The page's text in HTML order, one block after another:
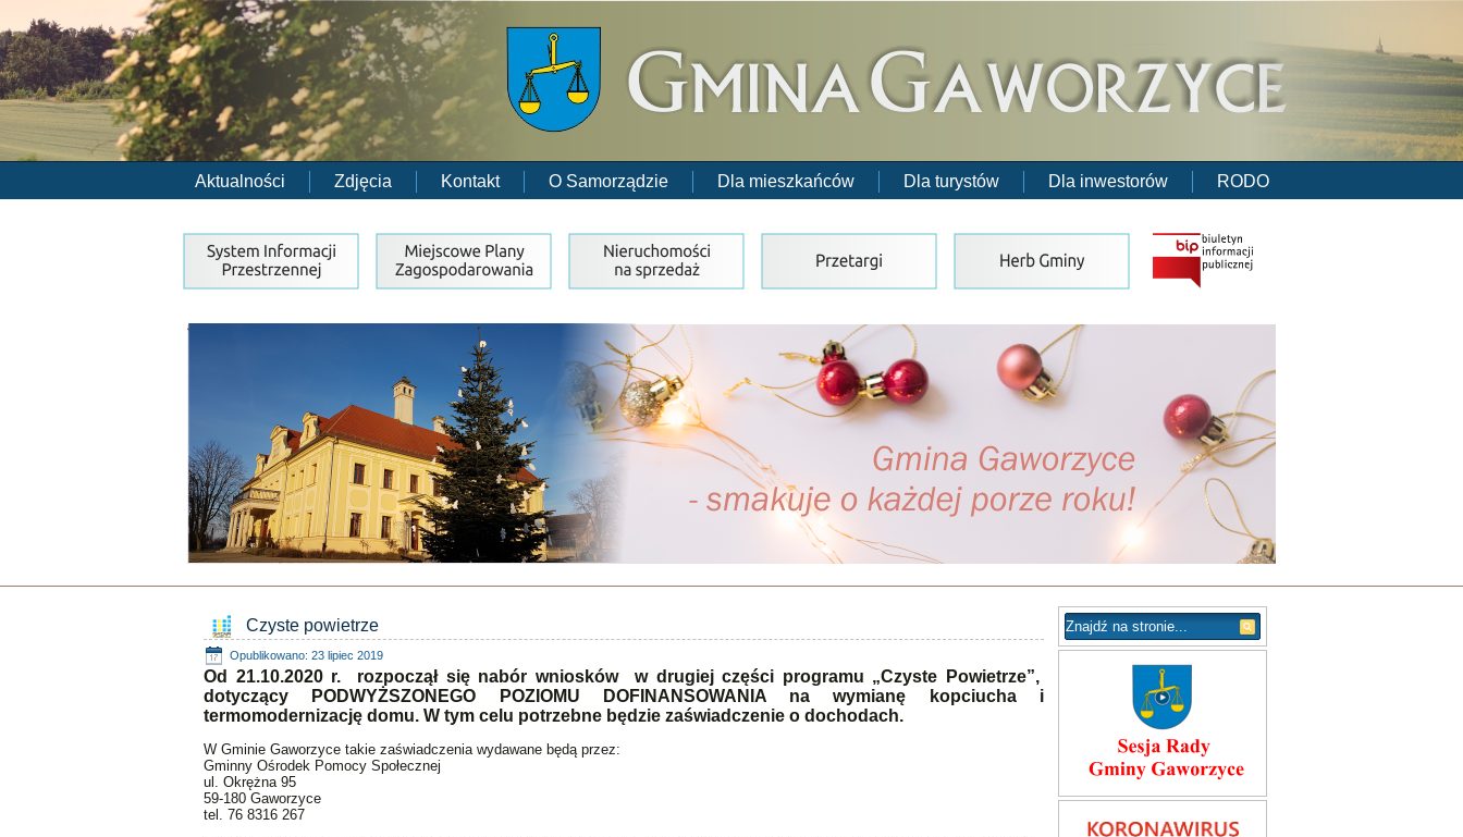
Aktualności Zdjęcia Kontakt O Samorządzie Dla mieszkańców Dla turystów Dla inwestorów RODO
Czyste powietrze
Opublikowano: 23 lipiec 2019
Od 21.10.2020 r. rozpoczął się nabór wniosków w drugiej części programu „Czyste Powietrze”,
dotyczący PODWYŻSZONEGO POZIOMU DOFINANSOWANIA na wymianę kopciucha i
termomodernizację domu. W tym celu potrzebne będzie zaświadczenie o dochodach.
W Gminie Gaworzyce takie zaświadczenia wydawane będą przez:
Gminny Ośrodek Pomocy Społecznej
ul. Okrężna 95
59-180 Gaworzyce
tel. 76 8316 267